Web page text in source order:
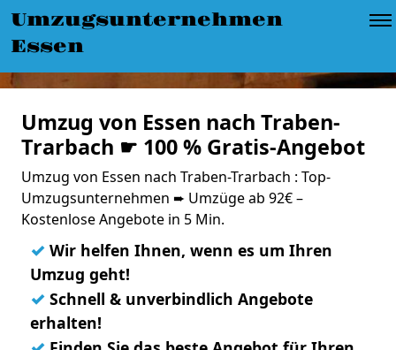
Umzugsunternehmen
Essen
Umzug von Essen nach Traben-
Trarbach ☛ 100 % Gratis-Angebot
Umzug von Essen nach Traben-Trarbach : Top-
Umzugsunternehmen ➨ Umzüge ab 92€ –
Kostenlose Angebote in 5 Min.
✓ Wir helfen Ihnen, wenn es um Ihren
Umzug geht!
✓ Schnell & unverbindlich Angebote
erhalten!